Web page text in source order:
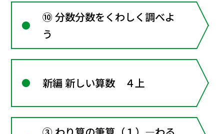
⑩ 分数分数をくわしく調べよ
う
新編 新しい算数 ４上